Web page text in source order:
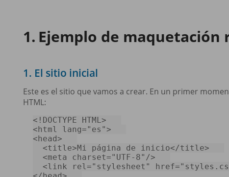
Ejemplo de maquetación
1. El sitio inicial
Este es el sitio que vamos a crear. En un primer
HTML:
<!DOCTYPE HTML>
<html lang="es">
<head>
<title>Mi página de inicio</title>
<meta charset="UTF-8" />
<link rel="stylesheet" href=